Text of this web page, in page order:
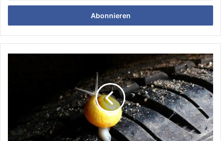
ihre
Mailadresse
ein